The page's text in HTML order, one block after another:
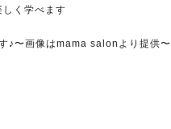
く学べます
♪〜画像はmama salonより提供〜